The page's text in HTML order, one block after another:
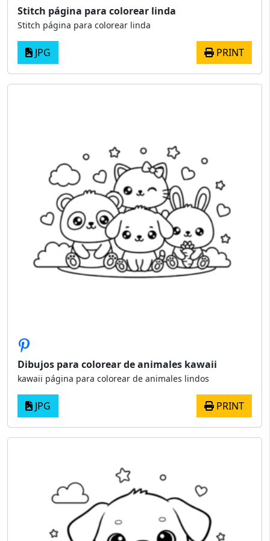
Stitch página para colorear linda
Stitch página para colorear linda
JPG PRINT
Dibujos para colorear de animales kawaii
kawaii página para colorear de animales lindos
JPG PRINT